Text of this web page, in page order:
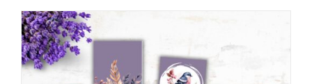
KOSÁRBA TESZEM
RÉSZLETEK